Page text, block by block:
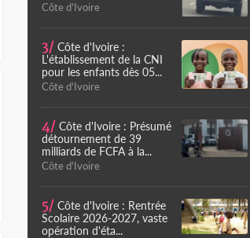
Côte d'Ivoire
3/ Côte d'Ivoire :
L'établissement de la CNI
pour les enfants dès 05...
Côte d'Ivoire
4/ Côte d'Ivoire : Présumé
détournement de 39
milliards de FCFA à la...
Côte d'Ivoire
5/ Côte d'Ivoire : Rentrée
Scolaire 2026-2027, vaste
opération d'éta...